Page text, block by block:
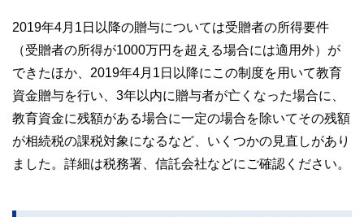
2019年4月1日以降の贈与については受贈者の所得要件
（受贈者の所得が1000万円を超える場合には適用外）が
できたほか、2019年4月1日以降にこの制度を用いて教育
資金贈与を行い、3年以内に贈与者が亡くなった場合に、
教育資金に残額がある場合に一定の場合を除いてその残額
が相続税の課税対象になるなど、いくつかの見直しがあり
ました。詳細は税務署、信託会社などにご確認ください。